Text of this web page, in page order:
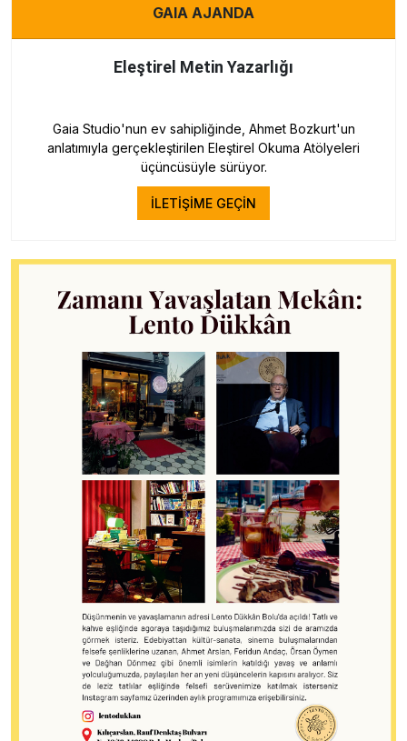
GAIA AJANDA
Eleştirel Metin Yazarlığı
Gaia Studio'nun ev sahipliğinde, Ahmet Bozkurt'un
anlatımıyla gerçekleştirilen Eleştirel Okuma Atölyeleri
üçüncüsüyle sürüyor.
İLETİŞİME GEÇİN